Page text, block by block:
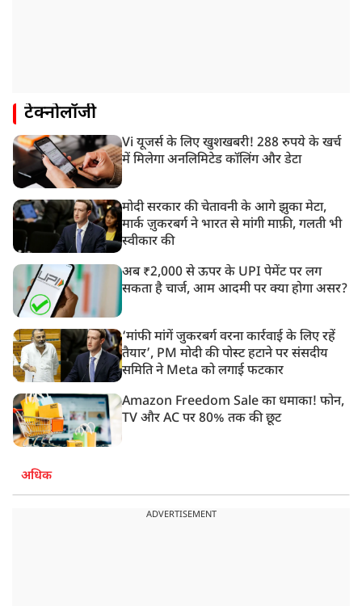
टेक्नोलॉजी
Vi यूजर्स के लिए खुशखबरी! 288 रुपये के खर्च
में मिलेगा अनलिमिटेड कॉलिंग और डेटा
मोदी सरकार की चेतावनी के आगे झुका मेटा,
मार्क ज़ुकरबर्ग ने भारत से मांगी माफ़ी, गलती भी
स्वीकार की
अब ₹2,000 से ऊपर के UPI पेमेंट पर लग
सकता है चार्ज, आम आदमी पर क्या होगा असर?
‘मांफी मांगें जुकरबर्ग वरना कार्रवाई के लिए रहें
तैयार’, PM मोदी की पोस्ट हटाने पर संसदीय
समिति ने Meta को लगाई फटकार
Amazon Freedom Sale का धमाका! फोन,
TV और AC पर 80% तक की छूट
अधिक
ADVERTISEMENT